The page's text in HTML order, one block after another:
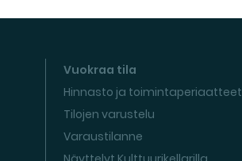
Vuokraa tila
Hinnasto ja toimintaperiaatteet
Tilojen varustelu
Varaustilanne